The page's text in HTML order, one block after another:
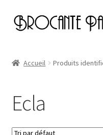
Aller
navigation
Aller
au
Checkout
My account
Accueil Produits
Ecla